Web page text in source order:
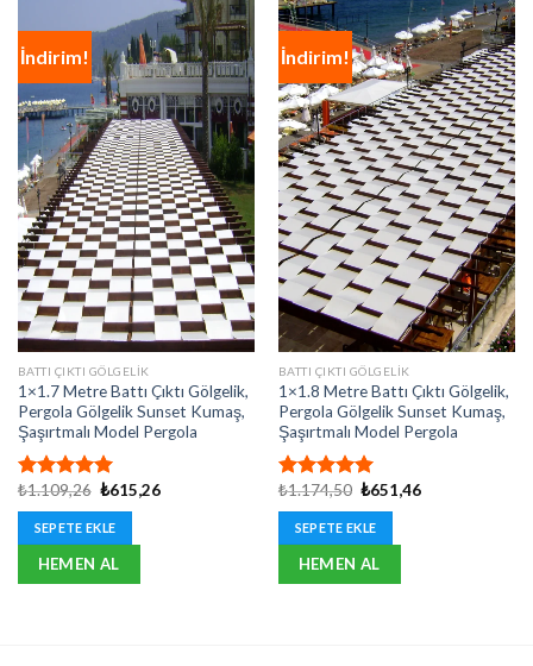
İndirim!
BATTI ÇIKTI GÖLGELIK
1×1.7 Metre Battı Çıktı Gölgelik,
Pergola Gölgelik Sunset Kumaş,
Şaşırtmalı Model Pergola
5 üzerinden
5.00oy
aldı
₺1.109,26 Orijinal
₺1.109,26.
₺615,26Şu
SEPETE EKLE
HEMEN AL
İndirim!
BATTI ÇIKTI GÖLGELIK
1×1.8 Metre Battı Çıktı Gölgelik,
Pergola Gölgelik Sunset Kumaş,
Şaşırtmalı Model Pergola
5 üzerinden
5.00oy
aldı
₺1.174,50 Orijinal
₺1.174,50.
₺651,46Şu
SEPETE EKLE
HEMEN AL